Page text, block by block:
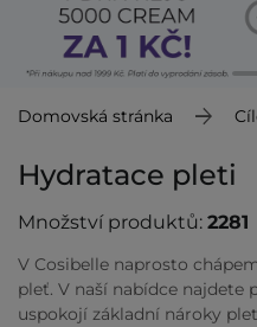
Domovská stránka
Hydratace pleti
Množství produktů: 2281
V Cosibelle naprosto
pleť. V naší nabídce najdete
uspokojí základní nároky